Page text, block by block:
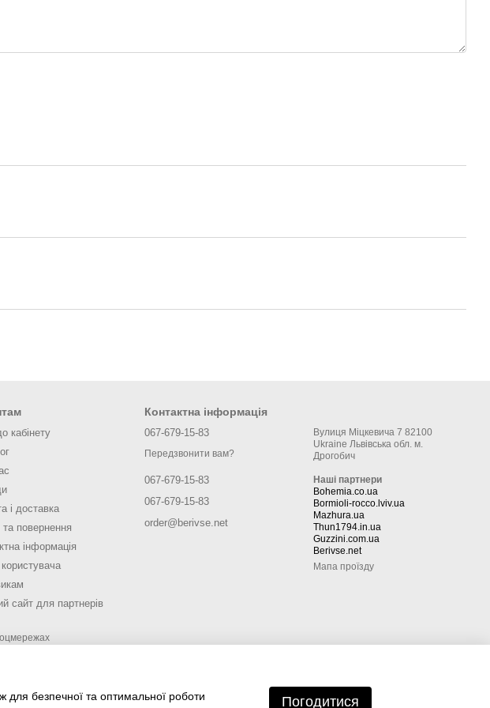
кабінету
і доставка
повернення
інформація
сайт для партнерів
Контактна інформація
067-679-15-83
Передзвонити вам?
067-679-15-83
067-679-15-83
order@berivse.net
Вулиця Міцкевича 7 82100
Ukraine Львівська обл. м.
Дрогобич
Наші партнери
Bohemia.co.ua
Bormioli-rocco.lviv.ua
Mazhura.ua
Thun1794.in.ua
Guzzini.com.ua
Berivse.net
Мапа проїзду
для безпечної та оптимальної роботи
Погодитися